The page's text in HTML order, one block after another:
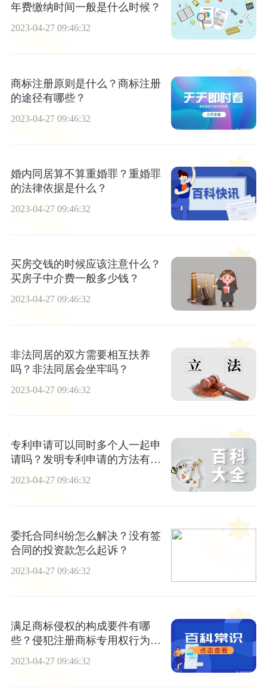
年费缴纳时间一般是什么时候？
2023-04-27 09:46:32
商标注册原则是什么？商标注册
的途径有哪些？
2023-04-27 09:46:32
婚内同居算不算重婚罪？重婚罪
的法律依据是什么？
2023-04-27 09:46:32
买房交钱的时候应该注意什么？
买房子中介费一般多少钱？
2023-04-27 09:46:32
非法同居的双方需要相互扶养
吗？非法同居会坐牢吗？
2023-04-27 09:46:32
专利申请可以同时多个人一起申
请吗？发明专利申请的方法有哪
些？
2023-04-27 09:46:32
委托合同纠纷怎么解决？没有签
合同的投资款怎么起诉？
2023-04-27 09:46:32
满足商标侵权的构成要件有哪
些？侵犯注册商标专用权行为有
2023-04-27 09:46:32